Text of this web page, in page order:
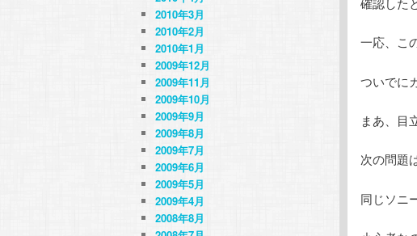
一応、こ
ついでに
まあ、目
次の問題
同じソニ
2010年3月
2010年2月
2010年1月
2009年12月
2009年11月
2009年10月
2009年9月
2009年8月
2009年7月
2009年6月
2009年5月
2009年4月
2008年8月